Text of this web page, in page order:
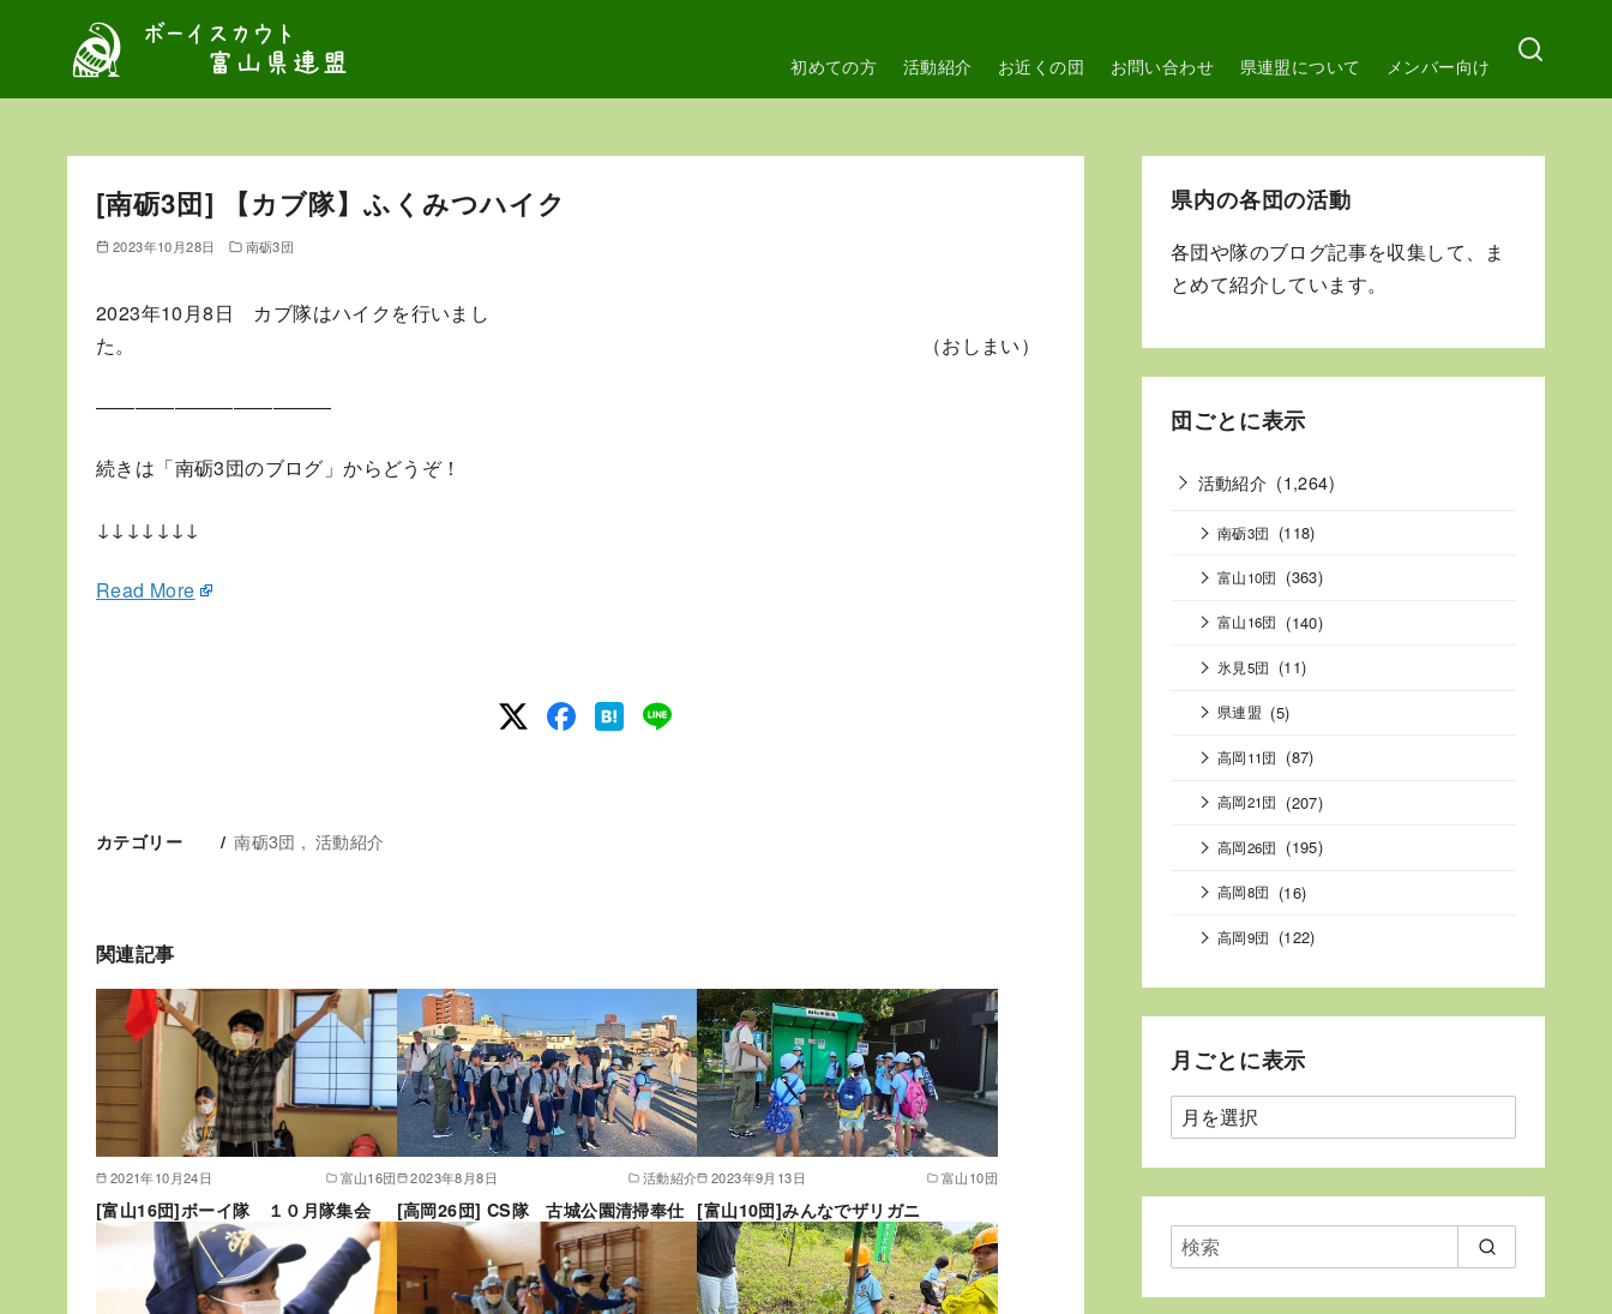
初めての方 活動紹介 お近くの団 お問い合わせ 県連盟について メンバー向け
[南砺3団] 【カブ隊】ふくみつハイク
2023年10月28日 南砺3団
2023年10月8日 カブ隊はハイクを行いまし
た。 （おしまい）
————————————
続きは「南砺3団のブログ」からどうぞ！
↓↓↓↓↓↓↓
Read More
カテゴリー 南砺3団 活動紹介
関連記事
2021年10月24日 富山16団
[富山16団]ボーイ隊 １０月隊集会
2023年8月8日 活動紹介
[高岡26団] CS隊 古城公園清掃奉仕
2023年9月13日 富山10団
[富山10団]みんなでザリガニ
県内の各団の活動
各団や隊のブログ記事を収集して、ま
とめて紹介しています。
団ごとに表示
活動紹介 (1,264)
南砺3団 (118)
富山10団 (363)
富山16団 (140)
氷見5団 (11)
県連盟 (5)
高岡11団 (87)
高岡21団 (207)
高岡26団 (195)
高岡8団 (16)
高岡9団 (122)
月ごとに表示
月
ご
と
表
示